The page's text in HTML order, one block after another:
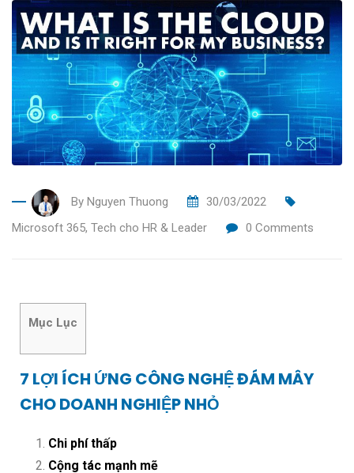
By Nguyen Thuong
30/03/2022
Microsoft 365, Tech cho HR & Leader 0 Comments
Mục Lục
7 LỢI ÍCH ỨNG CÔNG NGHỆ ĐÁM MÂY
CHO DOANH NGHIỆP NHỎ
Chi phí thấp
Cộng tác mạnh mẽ